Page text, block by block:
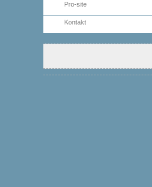
Pro-site
Kontakt